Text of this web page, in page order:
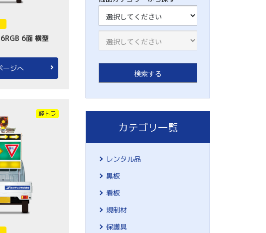
6面 横型
ージへ
軽トラ
カテゴリ一覧
レンタル品
黒板
看板
規制材
保護具